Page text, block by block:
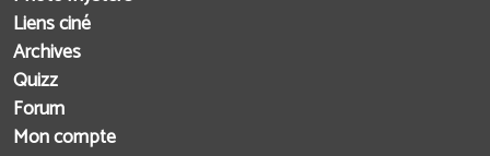
Liens ciné
Archives
Quizz
Forum
Mon compte